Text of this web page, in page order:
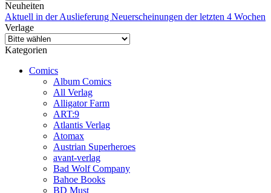
Neuheiten
Aktuell in der Auslieferung Neuerscheinungen der letzten 4 Wochen
Verlage
Kategorien
Comics
Album Comics
All Verlag
Alligator Farm
ART:9
Atlantis Verlag
Atomax
Austrian Superheroes
avant-verlag
Bad Wolf Company
Bahoe Books
BD Must